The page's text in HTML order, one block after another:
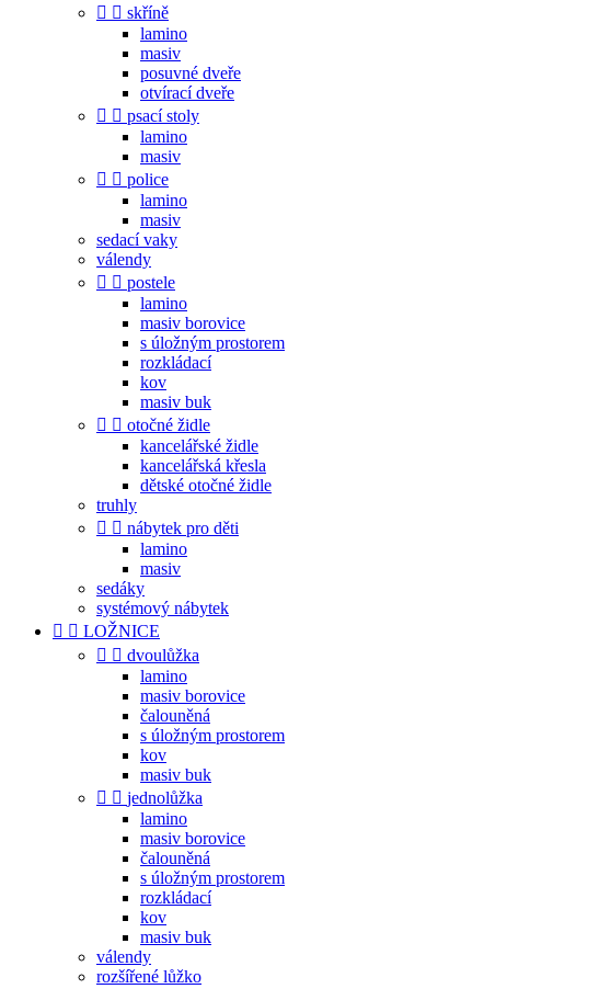
  skříně
lamino
masiv
posuvné dveře
otvírací dveře
  psací stoly
lamino
masiv
  police
lamino
masiv
sedací vaky
válendy
  postele
lamino
masiv borovice
s úložným prostorem
rozkládací
kov
masiv buk
  otočné židle
kancelářské židle
kancelářská křesla
dětské otočné židle
truhly
  nábytek pro děti
lamino
masiv
sedáky
systémový nábytek
  LOŽNICE
  dvoulůžka
lamino
masiv borovice
čalouněná
s úložným prostorem
kov
masiv buk
  jednolůžka
lamino
masiv borovice
čalouněná
s úložným prostorem
rozkládací
kov
masiv buk
válendy
rozšířené lůžko